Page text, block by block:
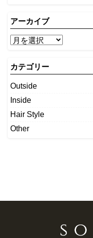
アーカイブ
カテゴリー
Outside
Inside
Hair Style
Other